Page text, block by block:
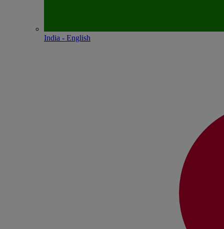
India - English